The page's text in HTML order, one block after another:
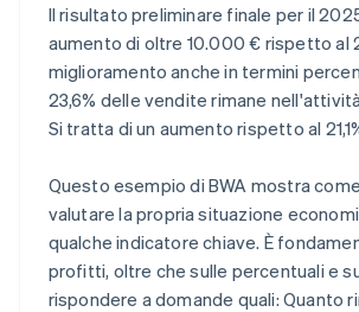
Il risultato preliminare finale per il
aumento di oltre 10.000 € rispetto al
miglioramento anche in termini
23,6% delle vendite rimane
Si tratta di un aumento rispetto al
Questo esempio di BWA mostra
valutare la propria situazione
qualche indicatore chiave. È
profitti, oltre che sulle percentuali e
rispondere a domande quali: